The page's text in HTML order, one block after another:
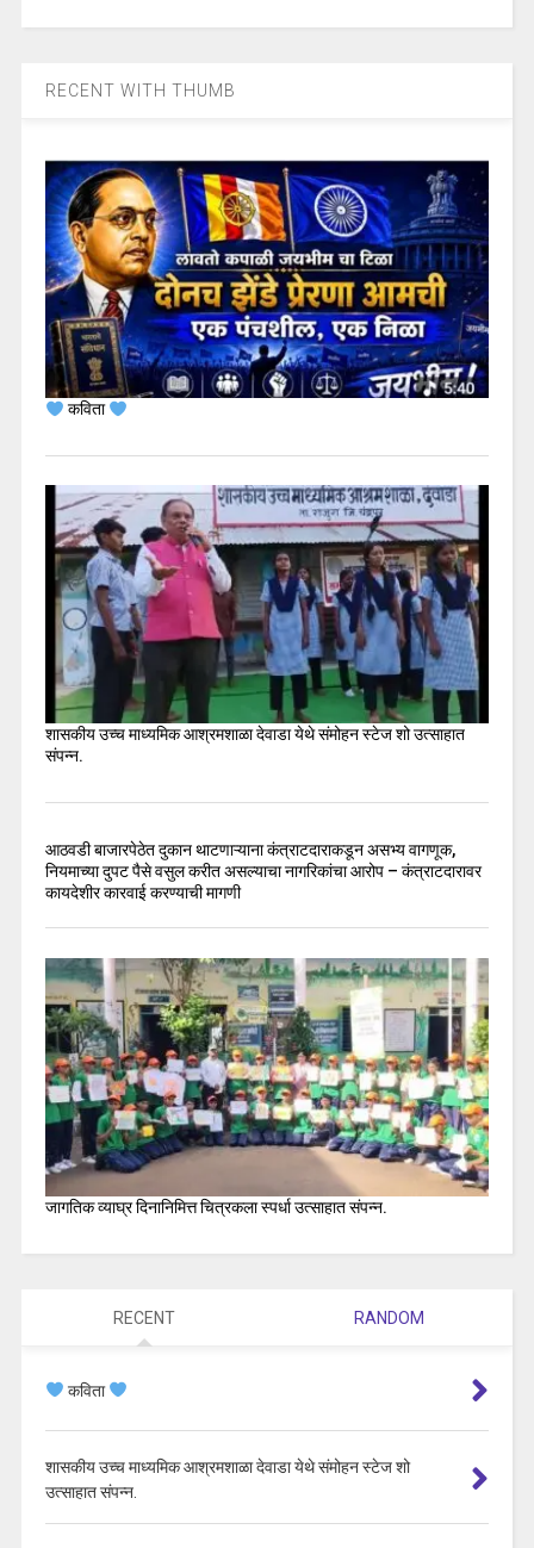
RECENT WITH THUMB
कविता
शासकीय उच्च माध्यमिक आश्रमशाळा देवाडा येथे संमोहन स्टेज शो उत्साहात
संपन्न.
आठवडी बाजारपेठेत दुकान थाटणाऱ्याना कंत्राटदाराकडून असभ्य वागणूक,
नियमाच्या दुपट पैसे वसुल करीत असल्याचा नागरिकांचा आरोप – कंत्राटदारावर
कायदेशीर कारवाई करण्याची मागणी
जागतिक व्याघ्र दिनानिमित्त चित्रकला स्पर्धा उत्साहात संपन्न.
RECENT RANDOM
कविता
शासकीय उच्च माध्यमिक आश्रमशाळा देवाडा येथे संमोहन स्टेज शो
उत्साहात संपन्न.